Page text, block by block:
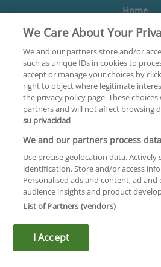
Home
Formación
Centros
Orientación
Quiénes
Contacta
Aviso Legal
Política de
Política de
Canal Ético
We Care About Your
We and our partners store and/or
such as unique IDs in cookies to
accept or manage your choices by
right to object where legitimate
the privacy policy page. These
partners and will not affect browsing
su privacidad
We and our partners process
Use precise geolocation data.
identification. Store and/or access
Personalised ads and content, ad
audience insights and product
List of Partners (vendors)
I Accept